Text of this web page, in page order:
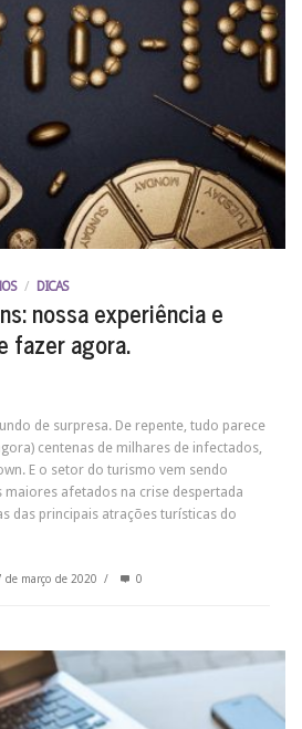
/ DICAS
nossa experiência e
fazer agora.
de surpresa. De repente, tudo parece
centenas de milhares de infectados,
E o setor do turismo vem sendo
afetados na crise despertada
das principais atrações turísticas do
de março de 2020 / 0